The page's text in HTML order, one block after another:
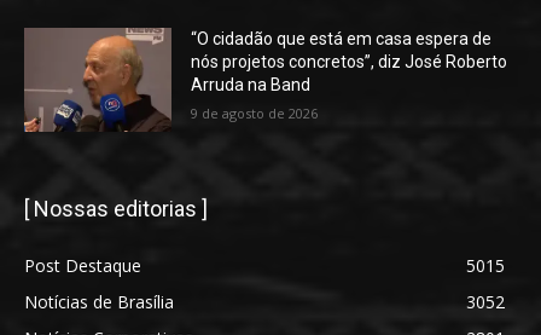
“O cidadão que está em casa espera de
nós projetos concretos”, diz José Roberto
Arruda na Band
9 de agosto de 2026
[ Nossas editorias ]
Post Destaque
5015
Notícias de Brasília
3052